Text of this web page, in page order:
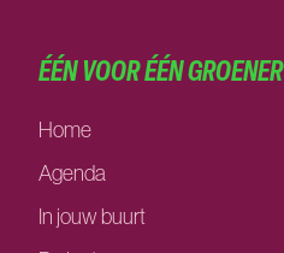
ÉÉN VOOR ÉÉN GROENER
Home
Agenda
In jouw buurt